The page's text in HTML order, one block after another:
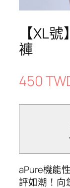
【XL
褲
450
aPure機能
評如潮！向